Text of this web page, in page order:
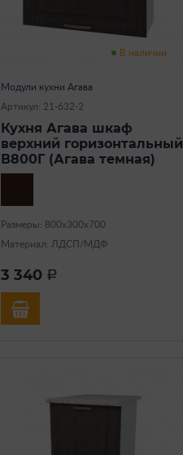
В наличии
Модули кухни Агава
Артикул: 21-632-2
Кухня Агава шкаф
верхний горизонтальный
В800Г (Агава темная)
Размеры: 800х300х700
Материал: ЛДСП/МДФ
3 340 a